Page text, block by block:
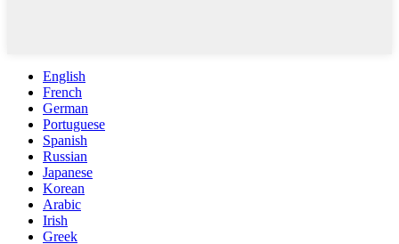
English
French
German
Portuguese
Spanish
Russian
Japanese
Korean
Arabic
Irish
Greek